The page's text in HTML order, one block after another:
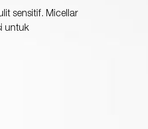
sensitif. Micellar
untuk